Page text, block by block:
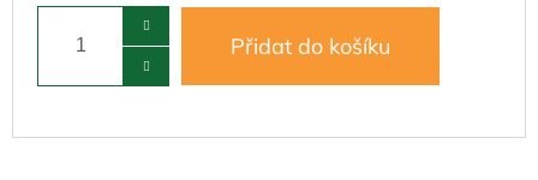
Přidat do košíku